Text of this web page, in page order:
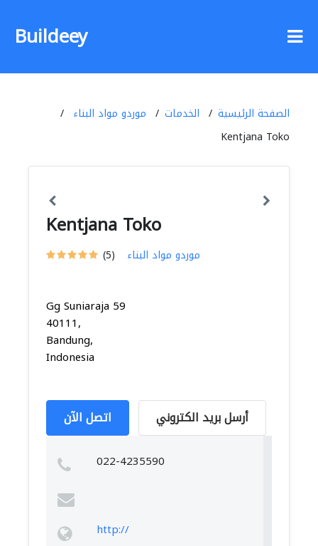
Buildeey
الصفحة الرئيسية الخدمات
موردو مواد البناء
Kentjana Toko
Kentjana Toko
(5) موردو مواد البناء
Gg Suniaraja 59
40111,
Bandung,
Indonesia
اتصل الآن أرسل بريد الكتروني
022-4235590
http://